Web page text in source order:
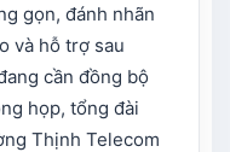
gọn, đánh nhãn
và hỗ trợ sau
cần đồng bộ
họp, tổng đài
Thịnh Telecom